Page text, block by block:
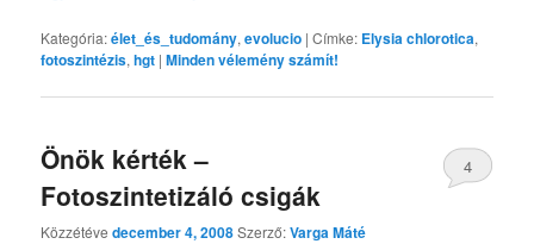
Kategória:élet_és_tudomány,evolucio |Címke: Elysia chlorotica,
fotoszintézis,hgt |Minden vélemény számít!
Önök kérték –
Fotoszintetizáló csigák
Közzétévedecember 4, 2008Szerző:Varga Máté
4